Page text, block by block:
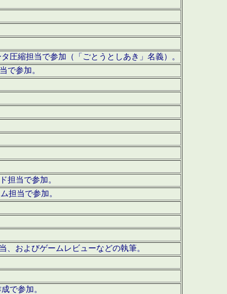
圧縮担当で参加（「ごとうとしあき」名義）。
で参加。
担当で参加。
担当で参加。
、およびゲームレビューなどの執筆。
で参加。